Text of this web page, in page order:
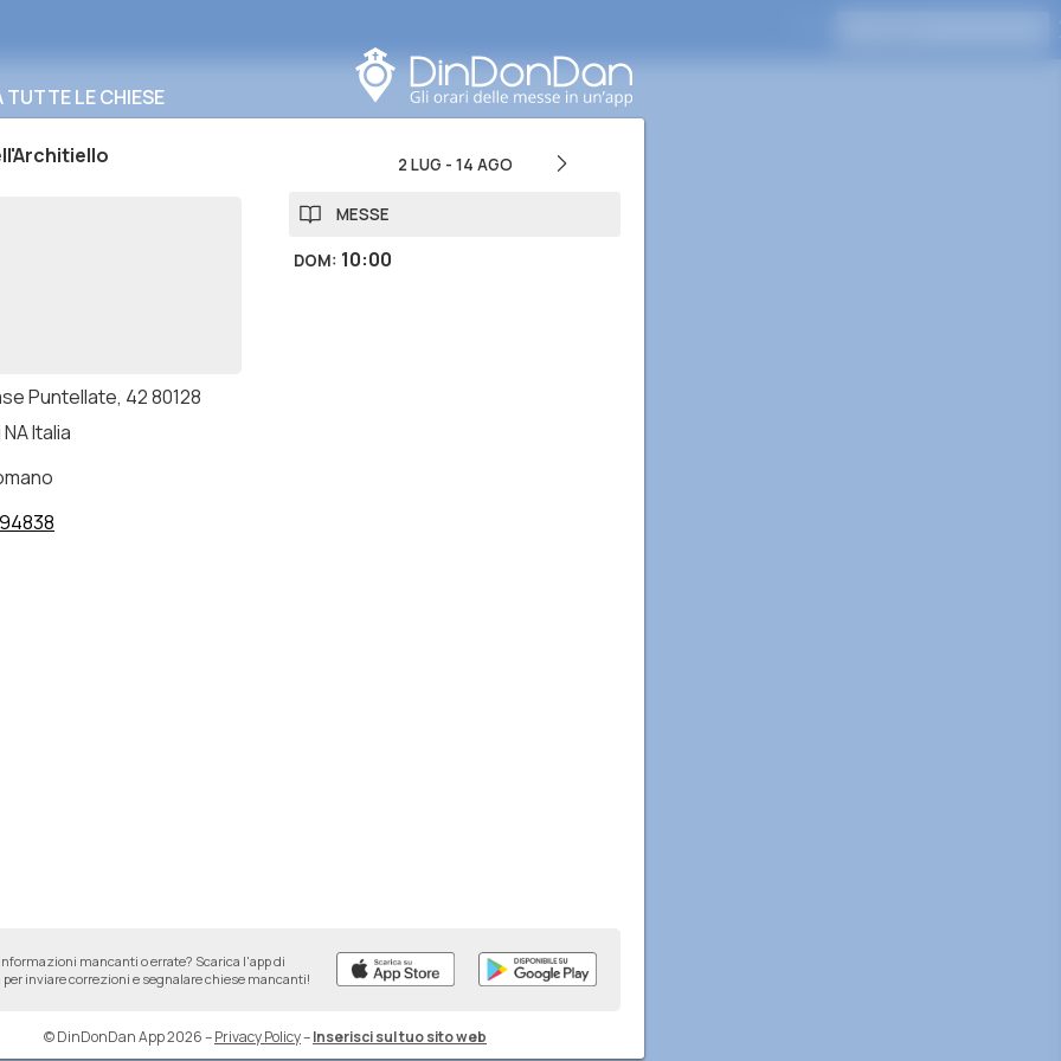
LE CHIESE
Puntellate, 42 80128
Italia
2 LUG - 14 AGO
MESSE
DOM: 10:00
mancanti o errate? Scarica l'app di
per inviare correzioni e segnalare chiese mancanti!
© DinDonDan App 2026–Privacy Policy–Inserisci sul tuo sito web